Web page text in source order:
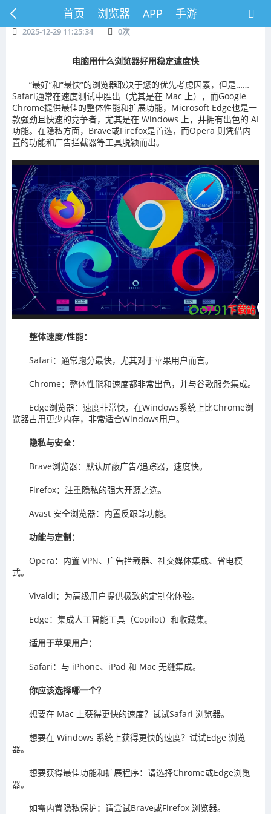
首页 浏览器 APP 手游
2025-12-29 11:25:34 0次
电脑用什么浏览器好用稳定速度快
“最好”和“最快”的浏览器取决于您的优先考虑因素，但是……
Safari通常在速度测试中胜出（尤其是在 Mac 上），而Google
Chrome提供最佳的整体性能和扩展功能，Microsoft Edge也是一
款强劲且快速的竞争者，尤其是在 Windows 上，并拥有出色的 AI
功能。在隐私方面，Brave或Firefox是首选，而Opera 则凭借内
置的功能和广告拦截器等工具脱颖而出。
整体速度/性能：
Safari：通常跑分最快，尤其对于苹果用户而言。
Chrome：整体性能和速度都非常出色，并与谷歌服务集成。
Edge浏览器：速度非常快，在Windows系统上比Chrome浏
览器占用更少内存，非常适合Windows用户。
隐私与安全：
Brave浏览器：默认屏蔽广告/追踪器，速度快。
Firefox：注重隐私的强大开源之选。
Avast 安全浏览器：内置反跟踪功能。
功能与定制：
Opera：内置 VPN、广告拦截器、社交媒体集成、省电模
式。
Vivaldi：为高级用户提供极致的定制化体验。
Edge：集成人工智能工具（Copilot）和收藏集。
适用于苹果用户：
Safari：与 iPhone、iPad 和 Mac 无缝集成。
你应该选择哪一个？
想要在 Mac 上获得更快的速度？试试Safari 浏览器。
想要在 Windows 系统上获得更快的速度？试试Edge 浏览
器。
想要获得最佳功能和扩展程序：请选择Chrome或Edge浏览
器。
如需内置隐私保护：请尝试Brave或Firefox 浏览器。